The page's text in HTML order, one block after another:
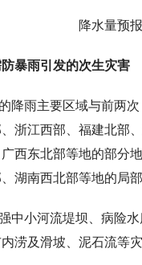
降水量预
暴雨引发的次生灾害
降雨主要区域与前两
浙江西部、福建北部
西东北部等地的部分
湖南西北部等地的局
中小河流堤坝、病险
涝及滑坡、泥石流等灾